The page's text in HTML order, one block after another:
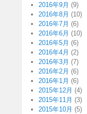
2016年9月 (9)
2016年8月 (10)
2016年7月 (6)
2016年6月 (10)
2016年5月 (6)
2016年4月 (2)
2016年3月 (7)
2016年2月 (6)
2016年1月 (6)
2015年12月 (4)
2015年11月 (3)
2015年10月 (5)